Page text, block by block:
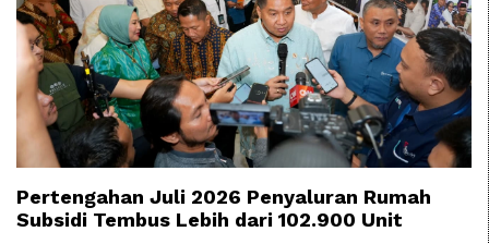
Pertengahan Juli 2026 Penyaluran Rumah
Subsidi Tembus Lebih dari 102.900 Unit